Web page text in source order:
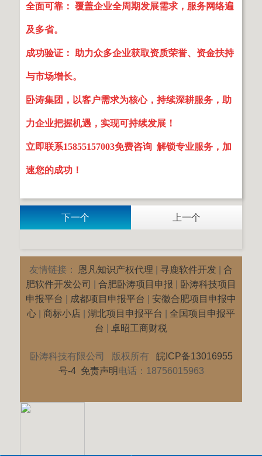
全面可靠： 覆盖企业全周期发展需求，服务网络遍
及多省。
成功验证： 助力众多企业获取资质荣誉、资金扶持
与市场增长。
卧涛集团，以客户需求为核心，持续深耕服务，助
力企业把握机遇，实现可持续发展！
立即联系15855157003免费咨询 解锁专业服务，加
速您的成功！
下一个 上一个
友情链接： 恩凡知识产权代理 寻鹿软件开发
合
肥软件开发公司
合肥卧涛项目申报
卧涛科技项目
申报平台
成都项目申报平台
安徽合肥项目申报中
心
商标小店 湖北项目申报平台
全国项目申报平
台
卓昭工商财税
卧涛科技有限公司 版权所有 皖ICP备13016955
号-4 免责声明电话：18756015963